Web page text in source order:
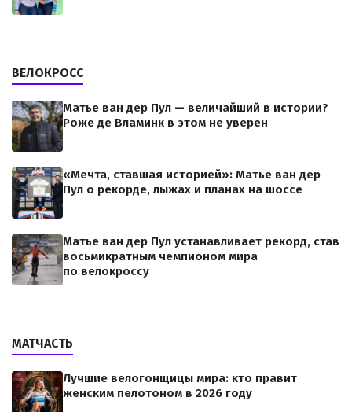
ВЕЛОКРОСС
Матье ван дер Пул — величайший в истории?
Роже де Вламинк в этом не уверен
«Мечта, ставшая историей»: Матье ван дер
Пул о рекорде, лыжах и планах на шоссе
Матье ван дер Пул устанавливает рекорд, став
восьмикратным чемпионом мира
по велокроссу
МАТЧАСТЬ
Лучшие велогонщицы мира: кто правит
женским пелотоном в 2026 году